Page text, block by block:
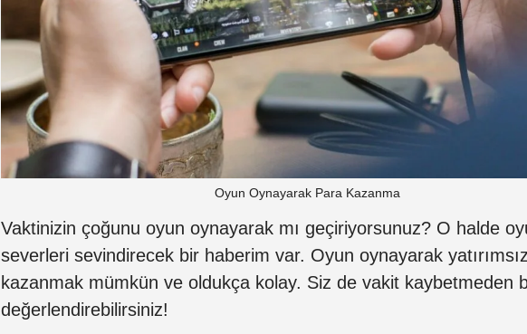
Oyun Oynayarak Para Kazanma
Vaktinizin çoğunu oyun oynayarak mı geçiriyorsunuz? O halde
severleri sevindirecek bir haberim var. Oyun oynayarak
kazanmak mümkün ve oldukça kolay. Siz de vakit kaybetmeden
değerlendirebilirsiniz!